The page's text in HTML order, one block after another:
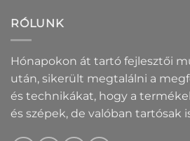
RÓLUNK
Hónapokon át tartó fejlesztői
után, sikerült megtalálni a
és technikákat, hogy a
és szépek, de valóban tartósak